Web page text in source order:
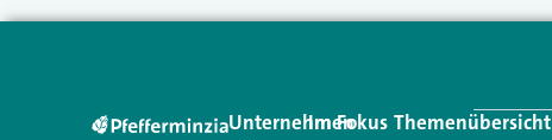
Unternehmen
Im Fokus Themenübersicht